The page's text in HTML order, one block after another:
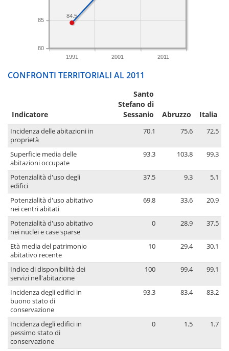
1991 2001 2011
80
85
84.5
CONFRONTI TERRITORIALI AL 2011
Indicatore
Santo
Stefano di
Sessanio
Abruzzo Italia
Incidenza delle abitazioni in
proprietà
70.1 75.6 72.5
Superficie media delle
abitazioni occupate
93.3 103.8 99.3
Potenzialità d'uso degli
edifici
37.5 9.3 5.1
Potenzialità d'uso abitativo
nei centri abitati
69.8 33.6 20.9
Potenzialità d'uso abitativo
nei nuclei e case sparse
0 28.9 37.5
Età media del patrimonio
abitativo recente
10 29.4 30.1
Indice di disponibilità dei
servizi nell'abitazione
100 99.4 99.1
Incidenza degli edifici in
buono stato di
conservazione
93.3 83.4 83.2
Incidenza degli edifici in
pessimo stato di
conservazione
0 1.5 1.7